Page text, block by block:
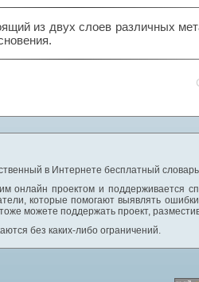
из двух слоев различных
в Интернете бесплатный
онлайн проектом и поддерживается
которые помогают выявлять
можете поддержать проект,
без каких-либо ограничений.